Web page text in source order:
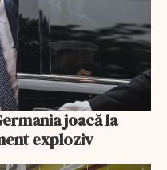
joacă la
exploziv